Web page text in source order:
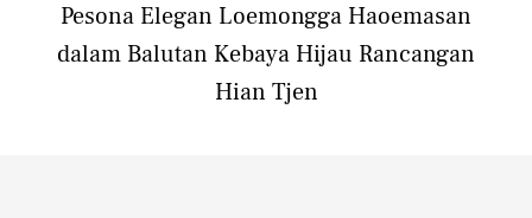
Pesona Elegan Loemongga Haoemasan
dalam Balutan Kebaya Hijau Rancangan
Hian Tjen